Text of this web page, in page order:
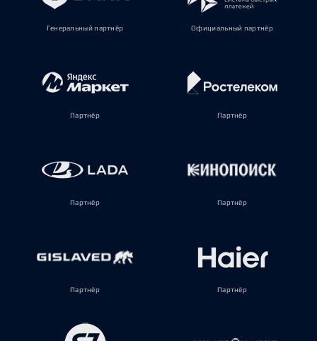
Генеральный партнёр Официальный партнёр
Партнёр Партнёр
Партнёр Партнёр
Партнёр Партнёр